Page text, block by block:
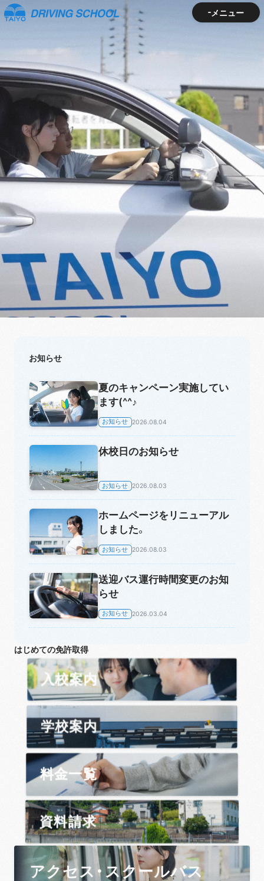
メニュー
メニュー
お知らせ
夏のキャンペーン実施してい
ます(^^♪
お知らせ 2026.08.04
休校日のお知らせ
お知らせ 2026.08.03
ホームページをリニューアル
しました。
お知らせ 2026.08.03
送迎バス運行時間変更のお知
らせ
お知らせ 2026.03.04
はじめての免許取得
入校案内
学校案内
料金一覧
資料請求
アクセス・スクールバス